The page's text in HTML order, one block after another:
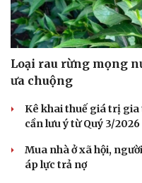
Loại rau rừng mọng
ưa chuộng
Kê khai thuế giá trị
cần lưu ý từ Quý 3/2026
Mua nhà ở xã hội,
áp lực trả nợ